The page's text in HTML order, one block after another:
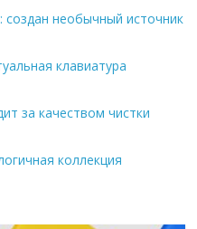
необычный источник
клавиатура
за качеством чистки
коллекция